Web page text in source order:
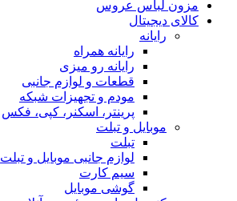
مزون لباس عروس
کالای دیجیتال
رایانه
رایانه همراه
رایانه رو میزی
قطعات و لوازم جانبی
مودم و تجهیزات شبکه
پرینتر، اسکنر، کپی، فکس
موبایل و تبلت
تبلت
لوازم جانبی موبایل و تبلت
سیم کارت
گوشی موبایل